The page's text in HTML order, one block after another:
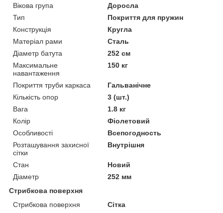
Вікова група
Доросла
Тип
Покриття для пружин
Конструкція
Кругла
Матеріал рами
Сталь
Діаметр батута
252 см
Максимальне
навантаження
150 кг
Покриття труби каркаса
Гальванічне
Кількість опор
3 (шт.)
Вага
1.8 кг
Колір
Фіолетовий
Особливості
Всепогодность
Розташування захисної
сітки
Внутрішня
Стан
Новий
Діаметр
252 мм
Стрибкова поверхня
Стрибкова поверхня
Сітка